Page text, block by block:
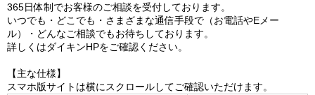
365日体制でお客様のご相談を受付しております。
いつでも・どこでも・さまざまな通信手段で（お電話やEメー
ル）・どんなご相談でもお待ちしております。
詳しくはダイキンHPをご確認ください。
【主な仕様】
スマホ版サイトは横にスクロールしてご確認いただけます。